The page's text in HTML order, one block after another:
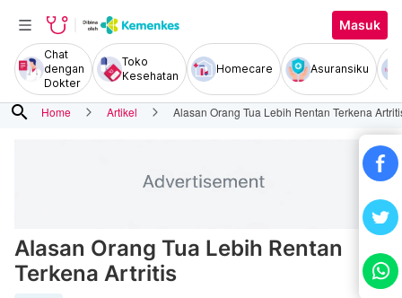
Masuk
Chat
dengan
Dokter
Toko
Kesehatan
Homecare Asuransiku
search Home Artikel Alasan Orang Tua Lebih Rentan Terkena
Alasan Orang Tua Lebih Rentan
Terkena Artritis